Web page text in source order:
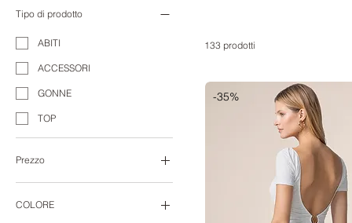
Tipo di prodotto
ABITI
ACCESSORI
GONNE
TOP
Prezzo
14 € 100 €
COLORE
133 prodotti
-35%